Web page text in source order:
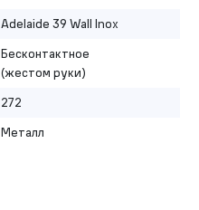
Adelaide 39 Wall Inox
Бесконтактное
(жестом руки)
272
Металл